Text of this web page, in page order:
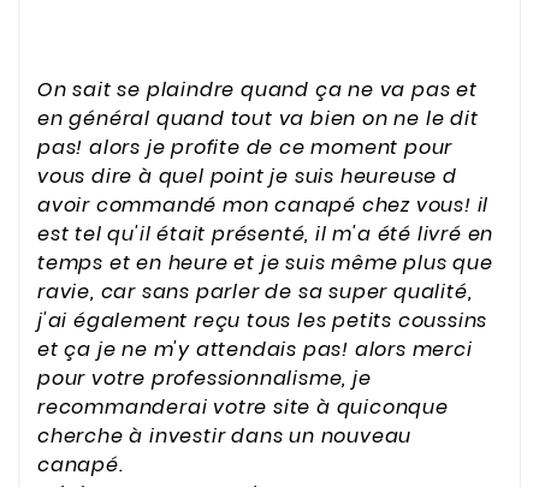
On sait se plaindre quand ça ne va pas et
en général quand tout va bien on ne le dit
pas! alors je profite de ce moment pour
vous dire à quel point je suis heureuse d
avoir commandé mon canapé chez vous! il
est tel qu'il était présenté, il m'a été livré en
temps et en heure et je suis même plus que
ravie, car sans parler de sa super qualité,
j'ai également reçu tous les petits coussins
et ça je ne m'y attendais pas! alors merci
pour votre professionnalisme, je
recommanderai votre site à quiconque
cherche à investir dans un nouveau
canapé.